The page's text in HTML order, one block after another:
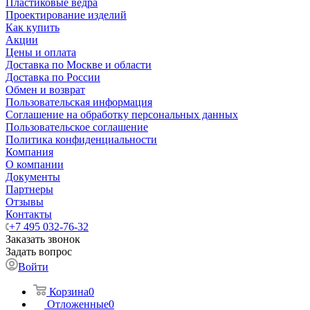
Пластиковые ведра
Проектирование изделий
Как купить
Акции
Цены и оплата
Доставка по Москве и области
Доставка по России
Обмен и возврат
Пользовательская информация
Соглашение на обработку персональных данных
Пользовательское соглашение
Политика конфиденциальности
Компания
О компании
Документы
Партнеры
Отзывы
Контакты
+7 495 032-76-32
Заказать звонок
Задать вопрос
Войти
Корзина0
Отложенные0